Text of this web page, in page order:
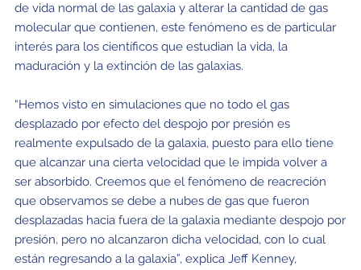
de vida normal de las galaxia y alterar la cantidad de gas
molecular que contienen, este fenómeno es de particular
interés para los científicos que estudian la vida, la
maduración y la extinción de las galaxias.
“Hemos visto en simulaciones que no todo el gas
desplazado por efecto del despojo por presión es
realmente expulsado de la galaxia, puesto para ello tiene
que alcanzar una cierta velocidad que le impida volver a
ser absorbido. Creemos que el fenómeno de reacreción
que observamos se debe a nubes de gas que fueron
desplazadas hacia fuera de la galaxia mediante despojo por
presión, pero no alcanzaron dicha velocidad, con lo cual
están regresando a la galaxia”, explica Jeff Kenney,